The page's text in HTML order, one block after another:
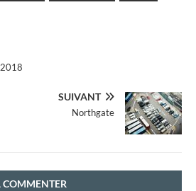
SUIVANT
Northgate
COMMENTER